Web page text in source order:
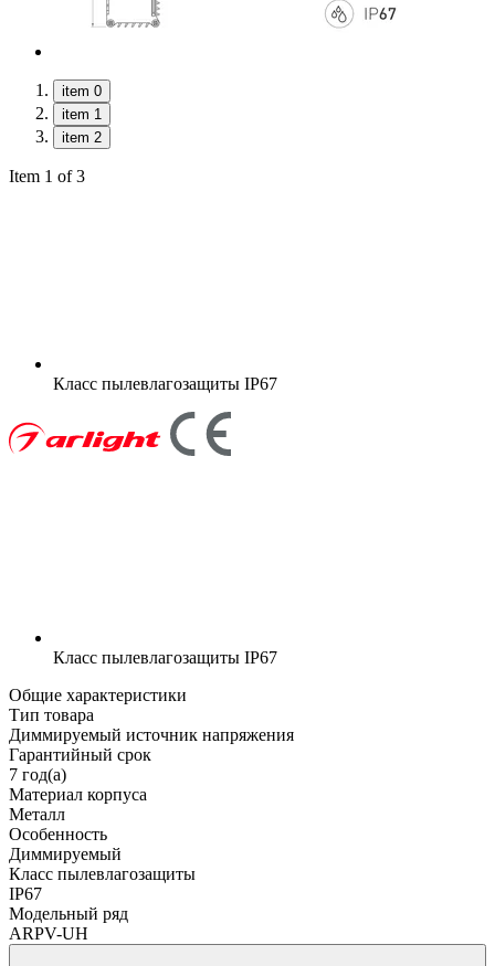
item 0
item 1
item 2
Item 1 of 3
Класс пылевлагозащиты IP67
Класс пылевлагозащиты IP67
Общие характеристики
Тип товара
Диммируемый источник напряжения
Гарантийный срок
7 год(а)
Материал корпуса
Металл
Особенность
Диммируемый
Класс пылевлагозащиты
IP67
Модельный ряд
ARPV-UH